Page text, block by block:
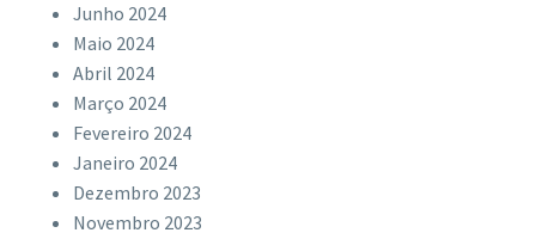
Junho 2024
Maio 2024
Abril 2024
Março 2024
Fevereiro 2024
Janeiro 2024
Dezembro 2023
Novembro 2023